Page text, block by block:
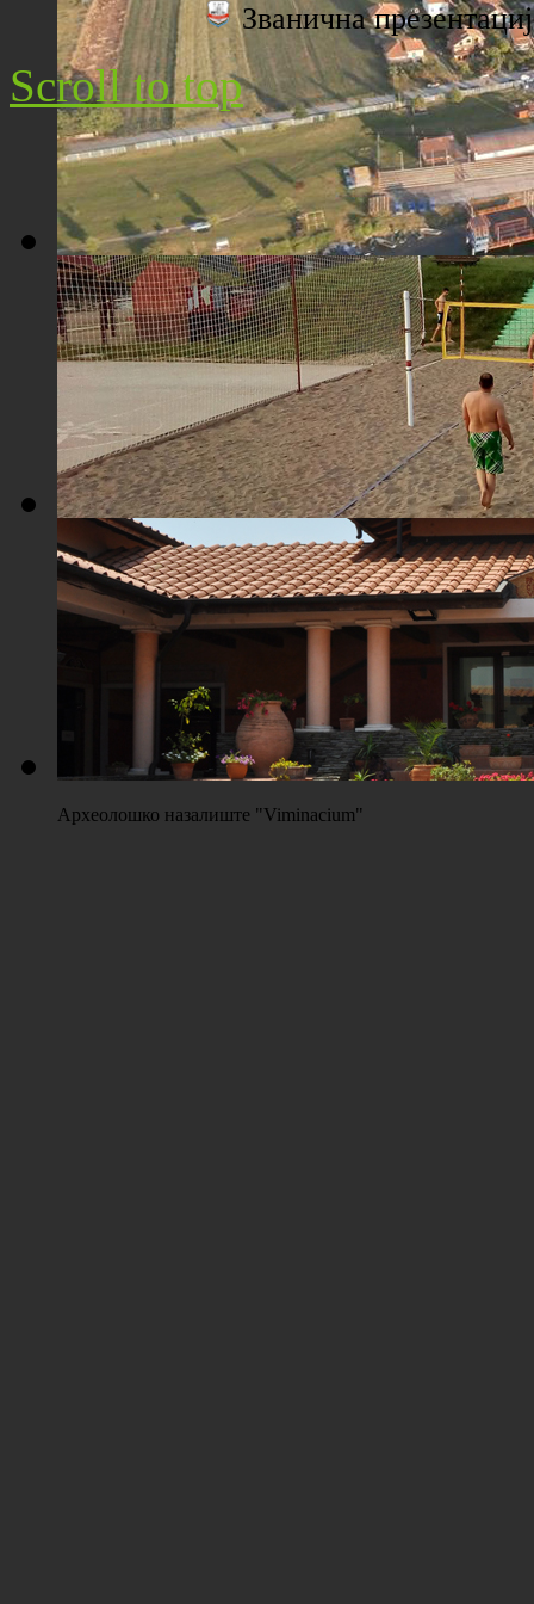
Плажа "Топољар" - Поглед са торња
Плажа "Топољар" - Поглед из ваздуха
Плажа "Топољар" - Терени на песку
Археолошко назалиште "Viminacium"
Званична
Scroll to top